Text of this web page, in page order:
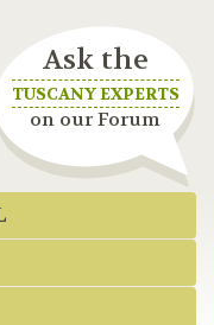
Ask the
TUSCANY EXPERTS
on our Forum